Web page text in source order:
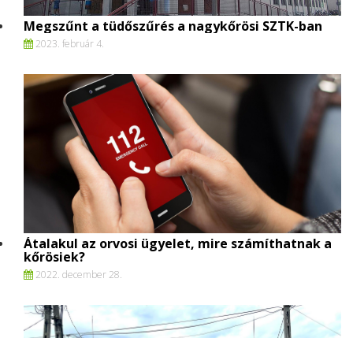
Megszűnt a tüdőszűrés a nagykőrösi SZTK-ban
2023. február 4.
Átalakul az orvosi ügyelet, mire számíthatnak a
kőrösiek?
2022. december 28.